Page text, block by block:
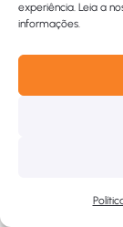
experiência. Leia a
informações.
Novo
Cartão de
Comprovativo de